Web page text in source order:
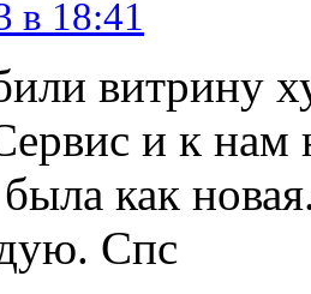
в 18:41
витрину
и к нам
как
Спс